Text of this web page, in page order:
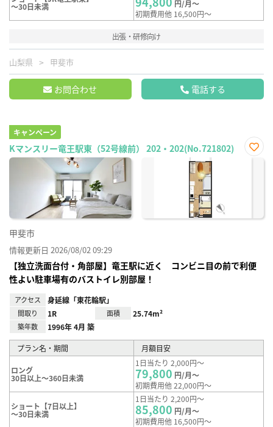
～30日未満
円/月～
初期費用他 16,500円～
出張・研修向け
山梨県 甲斐市
お問合わせ 電話する
キャンペーン
Kマンスリー竜王駅東（52号線前） 202・202(No.721802)
お気
甲斐市
情報更新日 2026/08/02 09:29
【独立洗面台付・角部屋】竜王駅に近く コンビニ目の前で利便
性よい駐車場有のバストイレ別部屋！
アクセス 身延線「東花輪駅」
間取り 1R 面積 25.74m²
築年数 1996年 4月 築
プラン名・期間 月額目安
ロング
30日以上～360日未満
1日当たり 2,000円～
79,800 円/月～
初期費用他 22,000円～
ショート【7日以上】
～30日未満
1日当たり 2,200円～
85,800 円/月～
初期費用他 16,500円～